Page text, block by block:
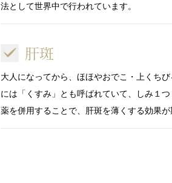
法として世界中で行われています。
肝斑
大人になってから、ほほやおでこ・上くち
には「くすみ」とも呼ばれていて、しみ１
薬を併用することで、肝斑を薄くする効果が